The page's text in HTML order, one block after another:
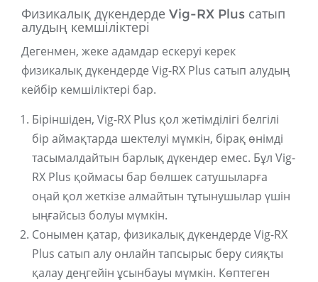
Физикалық дүкендерде Vig-RX Plus сатып
алудың кемшіліктері
Дегенмен, жеке адамдар ескеруі керек
физикалық дүкендерде Vig-RX Plus сатып алудың
кейбір кемшіліктері бар.
Біріншіден, Vig-RX Plus қол жетімділігі белгілі
бір аймақтарда шектелуі мүмкін, бірақ өнімді
тасымалдайтын барлық дүкендер емес. Бұл Vig-
RX Plus қоймасы бар бөлшек сатушыларға
оңай қол жеткізе алмайтын тұтынушылар үшін
ыңғайсыз болуы мүмкін.
Сонымен қатар, физикалық дүкендерде Vig-RX
Plus сатып алу онлайн тапсырыс беру сияқты
қалау деңгейін ұсынбауы мүмкін. Көптеген